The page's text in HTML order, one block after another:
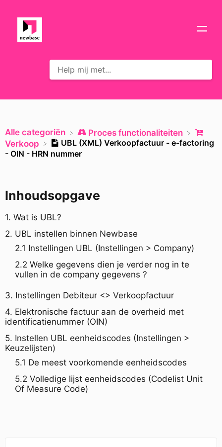
Inhoudsopgave
1. Wat is UBL?
2. UBL instellen binnen Newbase
2.1 Instellingen UBL (Instellingen > Company)
2.2 Welke gegevens dien je verder nog in te
vullen in de company gegevens ?
3. Instellingen Debiteur <> Verkoopfactuur
4. Elektronische factuur aan de overheid met
identificatienummer (OIN)
5. Instellen UBL eenheidscodes (Instellingen >
Keuzelijsten)
5.1 De meest voorkomende eenheidscodes
5.2 Volledige lijst eenheidscodes (Codelist Unit
Of Measure Code)
Alle categoriën
​Proces functionaliteiten
​Verkoop
UBL (XML) Verkoopfactuur - e-factoring
- OIN - HRN nummer